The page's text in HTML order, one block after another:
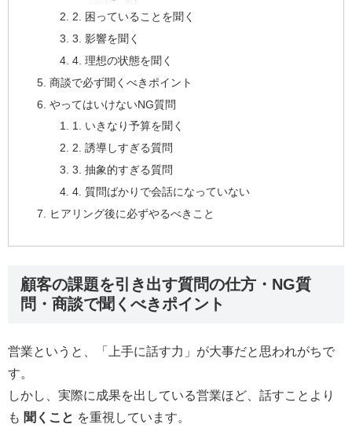
2. 困っていることを聞く
3. 影響を聞く
4. 理想の状態を聞く
商談で必ず聞くべきポイント
やってはいけないNG質問
1. いきなり予算を聞く
2. 誘導しすぎる質問
3. 抽象的すぎる質問
4. 質問ばかりで会話になっていない
ヒアリング後に必ずやるべきこと
顧客の課題を引き出す質問の仕方・NG質
問・商談で聞くべきポイント
営業というと、「上手に話す力」が大事だと思われがちで
す。
しかし、実際に成果を出している営業ほど、話すことより
も 聞くこと を重視しています。